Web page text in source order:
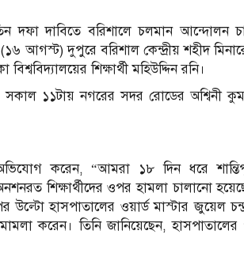
তিন দফা দাবিতে বরিশালে চলমান আন্দোলন
(১৬ আগস্ট) দুপুরে বরিশাল কেন্দ্রীয় শহীদ
শিক্ষার্থী মহিউদ্দিন রনি।
১১টায় নগরের সদর রোডের অশ্বিনী
অভিযোগ করেন, “আমরা ১৮ দিন ধরে
শিক্ষার্থীদের ওপর হামলা চালানো
হাসপাতালের ওয়ার্ড মাস্টার জুয়েল
করেন। তিনি জানিয়েছেন, হাসপাতালের